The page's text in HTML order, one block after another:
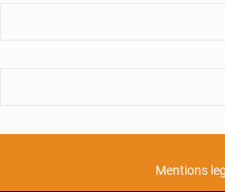
Mentions